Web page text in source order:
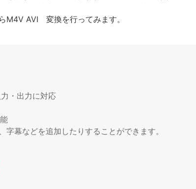
M4V AVI 変換を行ってみます。
・出力に対応
幕などを追加したりすることができます。